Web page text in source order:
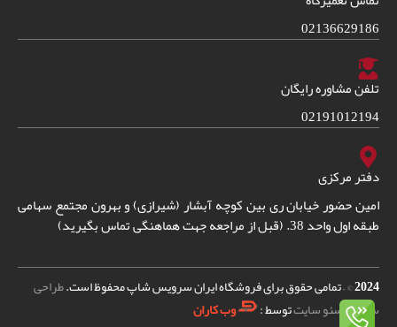
02136629186
تلفن مشاوره رایگان
02191012194
دفتر مرکزی
امین حضور خیابان ری بین کوچه آبشار (شیرازی) و بهرون مجتمع سهامی
طبقه اول واحد 38. (قبل از مراجعه جهت هماهنگی تماس بگیرید)
2024© – تمامی حقوق برای فروشگاه ایران سرویس شاپ محفوظ است.طراحی
سایتوسئو سایتتوسط : وب کاران